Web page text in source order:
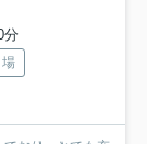
分
場